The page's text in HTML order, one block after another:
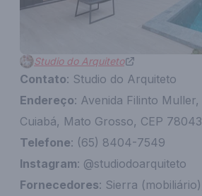
Studio do Arquiteto
Contato: Studio do Arquiteto
Endereço: Avenida Filinto
Cuiabá, Mato Grosso, CEP
Telefone: (65) 8404-7549
Instagram: @studiodoarquiteto
Fornecedores: Sierra